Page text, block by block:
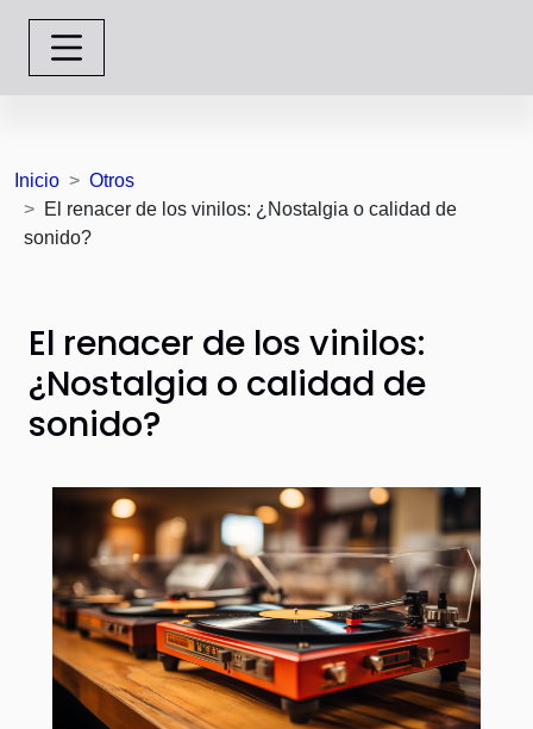
Inicio
Otros
El renacer de los vinilos: ¿Nostalgia o calidad de
sonido?
El renacer de los vinilos:
¿Nostalgia o calidad de
sonido?